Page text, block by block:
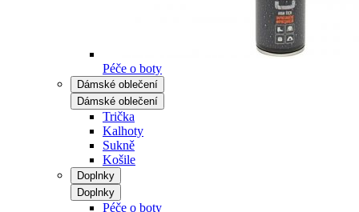
Péče o boty
Dámské oblečení
Dámské oblečení
Trička
Kalhoty
Sukně
Košile
Doplnky
Doplnky
Péče o boty